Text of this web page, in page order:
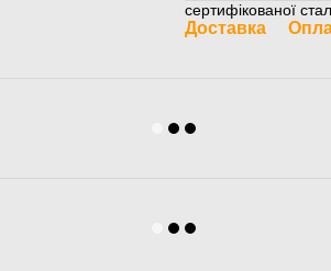
сертифікованої
Доставка